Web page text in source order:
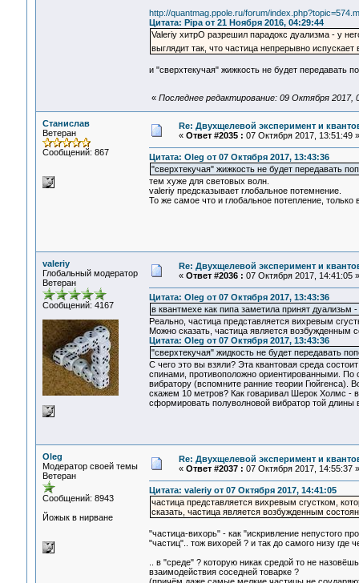
http://quantmag.ppole.ru/forum/
Цитата: Pipa от 21 Ноября 2016, 04:29:44
Valeriy хитрО разрешил парадокс дуализма - у
выглядит так, что частица непрерывно
и "сверхтекучая" жижкость не будет передавать
« Последнее редактирование: 09 Октября 2017,
Станислав
Ветеран
Сообщений: 867
Re: Двухщелевой эксперимент и
« Ответ #2035 : 07 Октября 2017, 13:51:49 »
Цитата: Oleg от 07 Октября 2017, 13:43:36
"сверхтекучая" жижкость не будет передавать
тем хуже для световых волн.
valeriy предсказывает глобальное потемнение.
То же самое что и глобальное потепление, только
valeriy
Глобальный модератор
Ветеран
Сообщений: 4167
Re: Двухщелевой эксперимент и
« Ответ #2036 : 07 Октября 2017, 14:41:05 »
Цитата: Oleg от 07 Октября 2017, 13:43:36
в квантмехе как пипа заметила принят дуализьм
Реально, частица представляется вихревым
Можно сказать, частица является возбужденным
Цитата: Oleg от 07 Октября 2017, 13:43:36
"сверхтекучая" жидкость не будет передавать
С чего это вы взяли? Эта квантовая среда
спинами, противоположно ориентированными. По
вибратору (вспомните ранние теории Гюйгенса).
скажем 10 метров? Как говаривал Шерок Холмс -
сформировать полуволновой вибратор той длины
Oleg
Модератор своей темы
Ветеран
Сообщений: 8943
Йожык в нирване
Re: Двухщелевой эксперимент и
« Ответ #2037 : 07 Октября 2017, 14:55:37 »
Цитата: valeriy от 07 Октября 2017, 14:41:05
частица представляется вихревым сгустком,
сказать, частица является возбужденным
"частица-вихорь" - как "искривление непустого
"частиц".. тож вихорей ? и так до самого низу где
.. в "среде" ? которую никак средой то не
взаимодействия соседней товарке ?